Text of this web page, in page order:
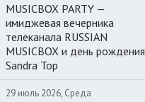
MUSICBOX PARTY —
имиджевая вечерника
телеканала RUSSIAN
MUSICBOX и день рождения
Sandra Top
29 июль 2026, Среда